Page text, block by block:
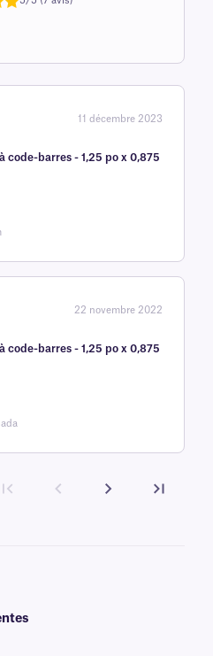
11 décembre 2023
code-barres - 1,25 po x 0,875
22 novembre 2022
code-barres - 1,25 po x 0,875